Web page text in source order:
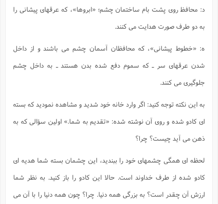
د: محافظ روى پشت بام ساختمان چشم؛ «ابروها»، كه عرقهاى پيشانى را
به دو طرف صورت هدايت مى كنند.
ه: «خطوط پيشانى»، كه محافظان آسمان چشم مى باشند و از داخل
شدن عرقهاى سر ـ كه سموم دفع شده بدن هستند ـ به داخل چشم
جلوگيرى مى كنند.
به اين نكته توجه كنيد: اگر وارد خانه خود شديد و مشاهده نموديد كه بسته
اى كادو شده و روى آن نوشته شده: «تقديم به شما.» اولين سؤالى كه به
ذهن مى آيد چيست؟ چرا؟
لحظه اى همگى چشمهاى خود را ببنديد، اين چشمان بسته شما هديه اى
كادو شده از طرف خداوند است. حالا اين كادو را باز كنيد. به نظر شما
ارزش آن چقدر است؟ به بزرگى همه دنيا. چرا؟ چون همه دنيا را با آن مى